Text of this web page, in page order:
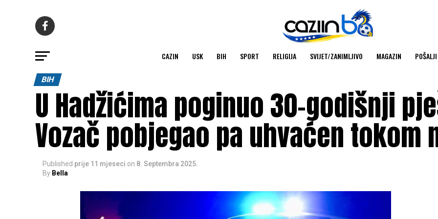
CAZIN USK BIH SPORT RELIGIJA SVIJET/ZANIMLJIVO MAGAZIN
BIH
U Hadžićima poginuo 30-godišnji
Vozač pobjegao pa uhvaćen tokom
Published prije 11 mjeseci on 8. Septembra 2025.
By Bella